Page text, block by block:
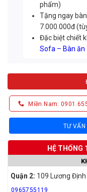
phẩm)
Tặng ngay
7.000.000đ
Đặc biệt chiết
Sofa – Bàn ăn
Miền Nam:
TƯ
HỆ THỐNG
Quận 2: 109 Lương Định
0965755119